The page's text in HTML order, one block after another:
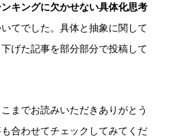
キングに欠かせない具体化思考
てでした。具体と抽象に関して
げた記事を部分部分で投稿して
までお読みいただきありがとう
合わせてチェックしてみてくだ